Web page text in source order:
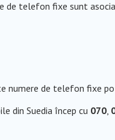
de telefon fixe sunt
numere de telefon fixe
din Suedia încep cu 070,